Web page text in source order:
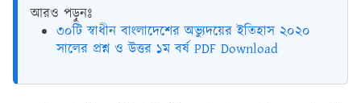
আরও পড়ুনঃ
৩০টি স্বাধীন বাংলাদেশের অভ্যুদয়ের ইতিহাস ২০২০
সালের প্রশ্ন ও উত্তর ১ম বর্ষ PDF Download